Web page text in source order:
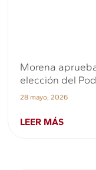
Morena
elección del
28 mayo, 2026
LEER MÁS